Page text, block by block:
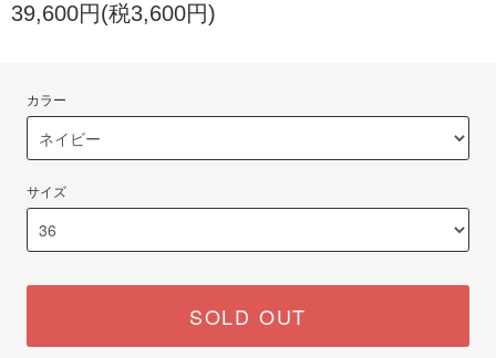
39,600円(税3,600円)
カラー
サイズ
SOLD OUT